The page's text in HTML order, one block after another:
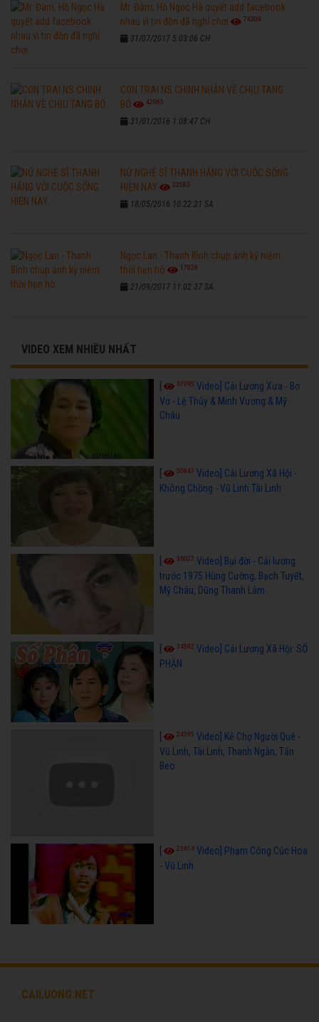
Mr. Đàm, Hồ Ngọc Hà quyết add facebook
nhau vì tin đồn đã nghỉ chơi
76309
31/07/2017 5:03:06 CH
CON TRAI NS CHINH NHẪN VỀ CHỊU TANG
BỐ
42985
31/01/2016 1:08:47 CH
NỮ NGHỆ SĨ THANH HẰNG VỚI CUỘC SỐNG
HIỆN NAY
32583
18/05/2016 10:22:21 SA
Ngọc Lan - Thanh Bình chụp ảnh kỷ niệm
thời hẹn hò
17828
21/09/2017 11:02:37 SA
VIDEO XEM NHIỀU NHẤT
[ 67095 Video] Cải Lương Xưa - Bơ
Vơ - Lệ Thủy & Minh Vương & Mỹ
Châu
50847 Video] Cải Lương Xã Hội -
Không Chồng - Vũ Linh Tài Linh
36027 Video] Bụi đời - Cải lương
trước 1975 Hùng Cường, Bạch Tuyết,
Mỹ Châu, Dũng Thanh Lâm
34592 Video] Cải Lương Xã Hội: SỐ
PHẬN
24595 Video] Kẻ Chợ Người Quê -
Vũ Linh, Tài Linh, Thanh Ngân, Tấn
Beo
23614 Video] Phạm Công Cúc Hoa
- Vũ Linh
CAILUONG.NET